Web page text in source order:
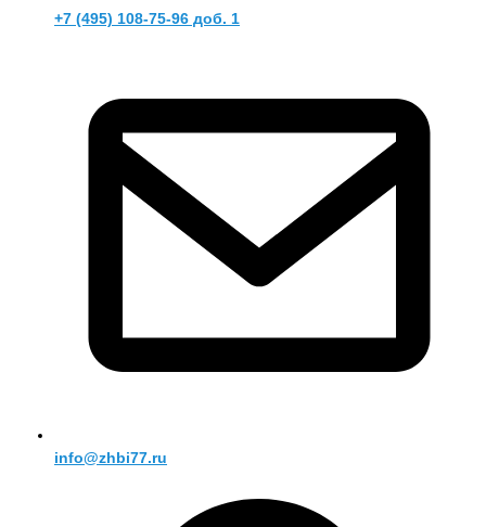
+7 (495) 108-75-96 доб. 1
info@zhbi77.ru